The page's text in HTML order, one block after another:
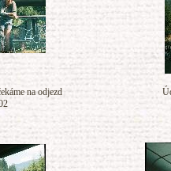
na odjezd